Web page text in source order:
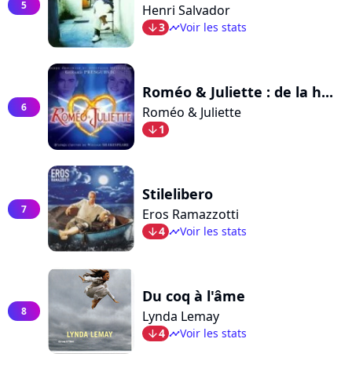
5 Henri Salvador
arrow_bot3 timelineVoir les stats
6
Roméo & Juliette : de la h...
Roméo & Juliette
arrow_bot1
7
Stilelibero
Eros Ramazzotti
arrow_bot4 timelineVoir les stats
8
Du coq à l'âme
Lynda Lemay
arrow_bot4 timelineVoir les stats